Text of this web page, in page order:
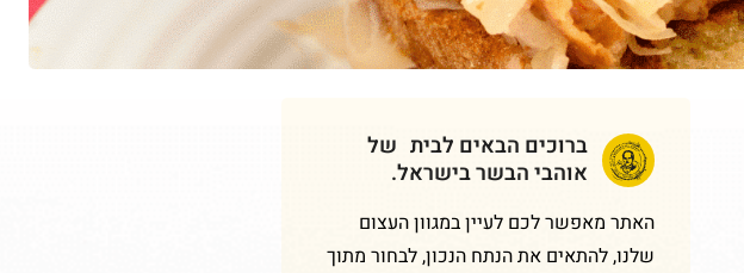
ברוכים הבאים לבית של
אוהבי הבשר בישראל.
האתר מאפשר לכם לעיין במגוון העצום
שלנו, להתאים את הנתח הנכון, לבחור מתוך